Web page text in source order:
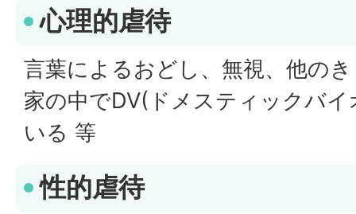
心理的虐待
言葉によるおどし、無視、他の
家の中でDV(ドメスティックバ
いる 等
性的虐待